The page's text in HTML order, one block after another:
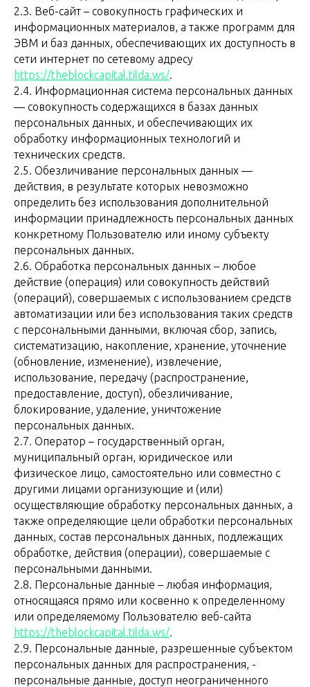
2.3. Веб-сайт – совокупность графических и
информационных материалов, а также программ для
ЭВМ и баз данных, обеспечивающих их доступность в
сети интернет по сетевому адресу
https://theblockcapital.tilda.ws/.
2.4. Информационная система персональных данных
— совокупность содержащихся в базах данных
персональных данных, и обеспечивающих их
обработку информационных технологий и
технических средств.
2.5. Обезличивание персональных данных —
действия, в результате которых невозможно
определить без использования дополнительной
информации принадлежность персональных данных
конкретному Пользователю или иному субъекту
персональных данных.
2.6. Обработка персональных данных – любое
действие (операция) или совокупность действий
(операций), совершаемых с использованием средств
автоматизации или без использования таких средств
с персональными данными, включая сбор, запись,
систематизацию, накопление, хранение, уточнение
(обновление, изменение), извлечение,
использование, передачу (распространение,
предоставление, доступ), обезличивание,
блокирование, удаление, уничтожение
персональных данных.
2.7. Оператор – государственный орган,
муниципальный орган, юридическое или
физическое лицо, самостоятельно или совместно с
другими лицами организующие и (или)
осуществляющие обработку персональных данных, а
также определяющие цели обработки персональных
данных, состав персональных данных, подлежащих
обработке, действия (операции), совершаемые с
персональными данными.
2.8. Персональные данные – любая информация,
относящаяся прямо или косвенно к определенному
или определяемому Пользователю веб-сайта
https://theblockcapital.tilda.ws/.
2.9. Персональные данные, разрешенные субъектом
персональных данных для распространения, -
персональные данные, доступ неограниченного